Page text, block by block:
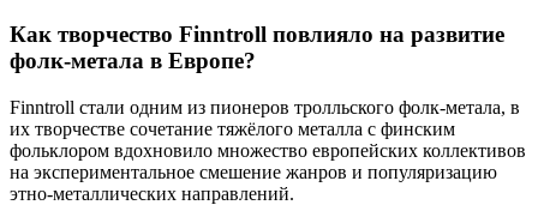
Как творчество Finntroll повлияло на развитие
фолк-метала в Европе?
Finntroll стали одним из пионеров тролльского фолк-метала, в
их творчестве сочетание тяжёлого металла с финским
фольклором вдохновило множество европейских коллективов
на экспериментальное смешение жанров и популяризацию
этно-металлических направлений.